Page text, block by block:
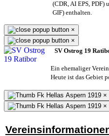
(CDR, AI EPS, PDF)
GIF) enthalten.
×
×
SV Ostrog 19
Ein ehemaliger
Heute ist das Gebiet
×
×